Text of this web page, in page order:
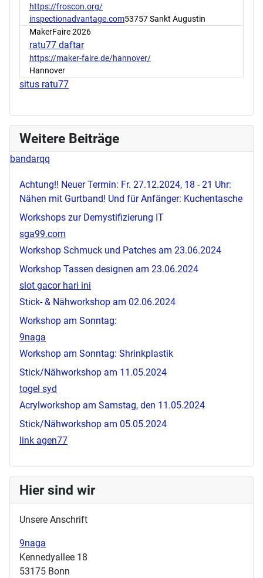
https://froscon.org/
inspectionadvantage.com53757 Sankt Augustin
MakerFaire 2026
ratu77 daftar
https://maker-faire.de/hannover/
Hannover
situs ratu77
Weitere Beiträge
bandarqq
Achtung!! Neuer Termin: Fr. 27.12.2024, 18 - 21 Uhr:
Nähen mit Gurtband! Und für Anfänger: Kuchentasche
Workshops zur Demystifizierung IT
sga99.com
Workshop Schmuck und Patches am 23.06.2024
Workshop Tassen designen am 23.06.2024
slot gacor hari ini
Stick- & Nähworkshop am 02.06.2024
Workshop am Sonntag:
9naga
Workshop am Sonntag: Shrinkplastik
Stick/Nähworkshop am 11.05.2024
togel syd
Acrylworkshop am Samstag, den 11.05.2024
Stick/Nähworkshop am 05.05.2024
link agen77
Hier sind wir
Unsere Anschrift
9naga
Kennedyallee 18
53175 Bonn